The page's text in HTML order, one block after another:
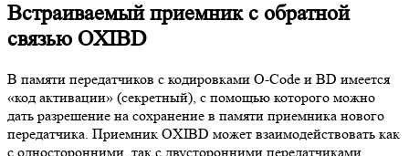
Встраиваемый приемник с обратной
связью OXIBD
В памяти передатчиков с кодировками O-Code и BD имеется
«код активации» (секретный), с помощью которого можно
дать разрешение на сохранение в памяти приемника нового
передатчика. Приемник OXIBD может взаимодействовать как
с односторонними, так с двусторонними передатчиками.